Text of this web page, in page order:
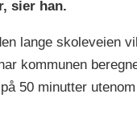
sier han.
lange skoleveien
kommunen
50 minutter